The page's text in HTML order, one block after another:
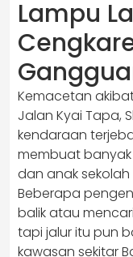
Lampu
Kemacetan
Jalan Kyai Tapa,
kendaraan
membuat
dan anak
Beberapa
balik atau
tapi jalur itu pun
kawasan sekitar